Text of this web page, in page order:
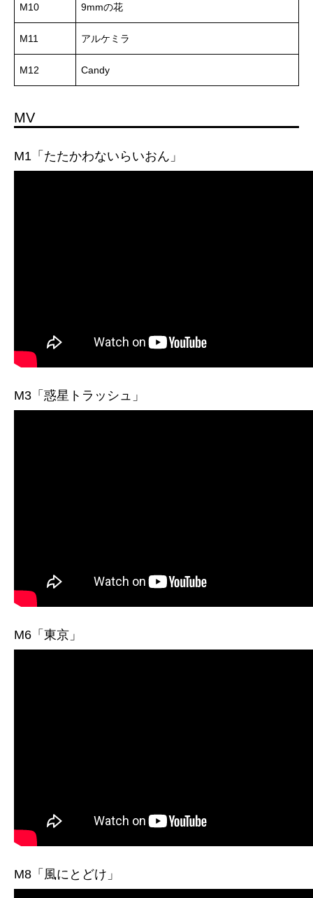
M10 9mmの花
M11 アルケミラ
M12 Candy
MV
M1「たたかわないらいおん」
M3「惑星トラッシュ」
M6「東京」
M8「風にとどけ」